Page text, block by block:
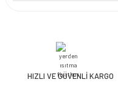
iletebilirsiniz.
Görüş ve önerileriniz için
HIZLI VE GÜVENLİ KARGO